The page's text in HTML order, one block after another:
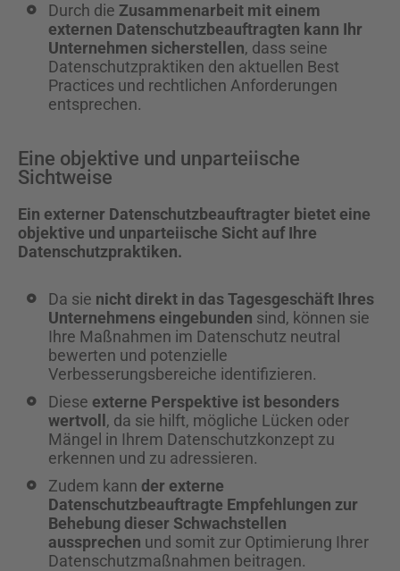
Durch die Zusammenarbeit mit einem
externen Datenschutzbeauftragten kann Ihr
Unternehmen sicherstellen, dass seine
Datenschutzpraktiken den aktuellen Best
Practices und rechtlichen Anforderungen
entsprechen.
Eine objektive und unparteiische
Sichtweise
Ein externer Datenschutzbeauftragter bietet eine
objektive und unparteiische Sicht auf Ihre
Datenschutzpraktiken.
Da sie nicht direkt in das Tagesgeschäft Ihres
Unternehmens eingebunden sind, können sie
Ihre Maßnahmen im Datenschutz neutral
bewerten und potenzielle
Verbesserungsbereiche identifizieren.
Diese externe Perspektive ist besonders
wertvoll, da sie hilft, mögliche Lücken oder
Mängel in Ihrem Datenschutzkonzept zu
erkennen und zu adressieren.
Zudem kann der externe
Datenschutzbeauftragte Empfehlungen zur
Behebung dieser Schwachstellen
aussprechen und somit zur Optimierung Ihrer
Datenschutzmaßnahmen beitragen.